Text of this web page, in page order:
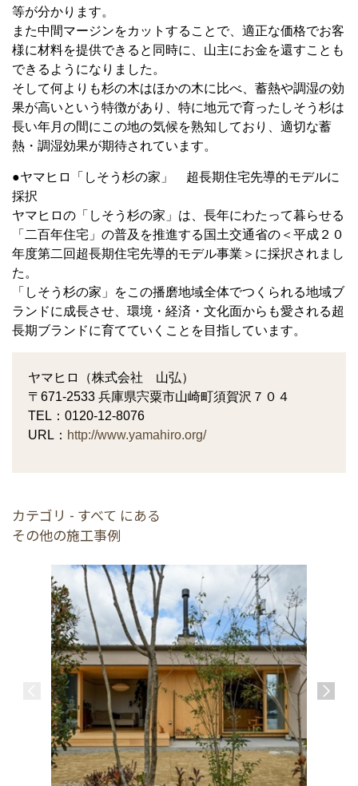
等が分かります。
また中間マージンをカットすることで、適正な価格でお客
様に材料を提供できると同時に、山主にお金を還すことも
できるようになりました。
そして何よりも杉の木はほかの木に比べ、蓄熱や調湿の効
果が高いという特徴があり、特に地元で育ったしそう杉は
長い年月の間にこの地の気候を熟知しており、適切な蓄
熱・調湿効果が期待されています。
●ヤマヒロ「しそう杉の家」 超長期住宅先導的モデルに
採択
ヤマヒロの「しそう杉の家」は、長年にわたって暮らせる
「二百年住宅」の普及を推進する国土交通省の＜平成２０
年度第二回超長期住宅先導的モデル事業＞に採択されまし
た。
「しそう杉の家」をこの播磨地域全体でつくられる地域ブ
ランドに成長させ、環境・経済・文化面からも愛される超
長期ブランドに育てていくことを目指しています。
ヤマヒロ（株式会社 山弘）
〒671-2533 兵庫県宍粟市山崎町須賀沢７０４
TEL：0120-12-8076
URL： http://www.yamahiro.org/
カテゴリ - すべて にある
その他の施工事例